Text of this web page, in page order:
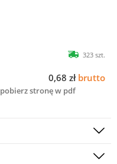
323 szt.
0,68 zł brutto
pobierz stronę w pdf